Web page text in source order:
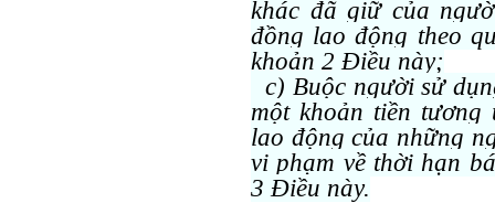
khác đã giữ của
đồng lao động theo
khoản 2 Điều này;
c) Buộc người sử
một khoản tiền
lao động của những
vi phạm về thời hạn
3 Điều này.